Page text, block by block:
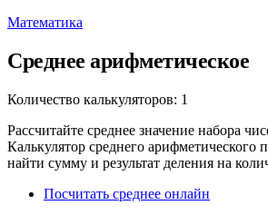
Математика
Среднее арифметическое
Количество калькуляторов: 1
Рассчитайте среднее значение набора
Калькулятор среднего арифметического
найти сумму и результат деления на
Посчитать среднее онлайн